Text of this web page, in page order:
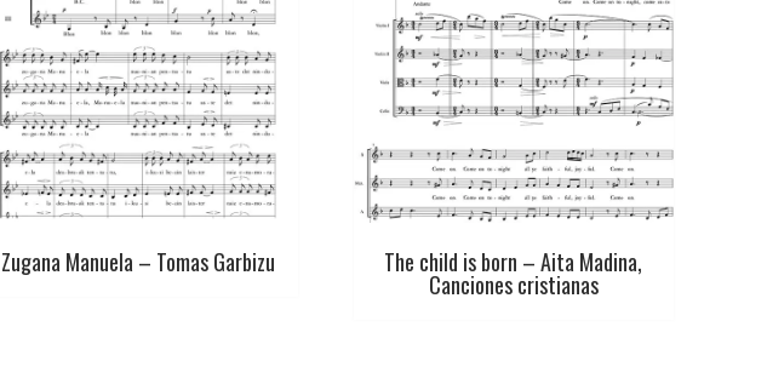
Zugana Manuela – Tomas Garbizu The child is born – Aita Madina,
Canciones cristianas